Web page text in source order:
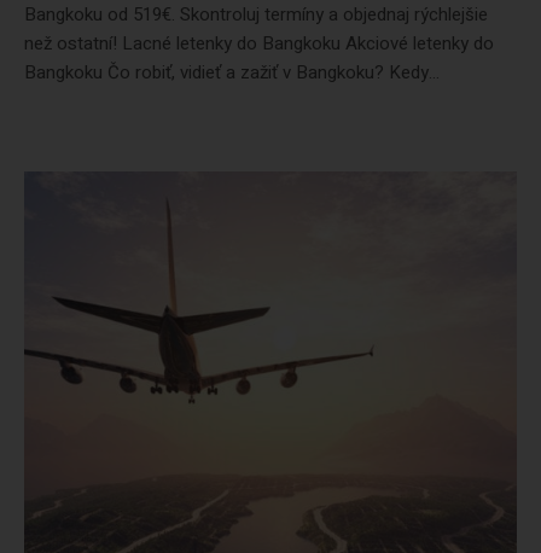
Bangkoku od 519€. Skontroluj termíny a objednaj rýchlejšie
než ostatní! Lacné letenky do Bangkoku Akciové letenky do
Bangkoku Čo robiť, vidieť a zažiť v Bangkoku? Kedy...